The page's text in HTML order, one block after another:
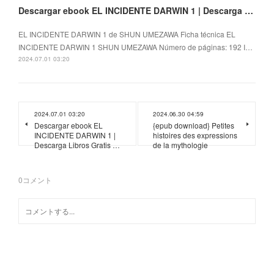
Descargar ebook EL INCIDENTE DARWIN 1 | Descarga Libros Gratis (PDF - EPUB)
EL INCIDENTE DARWIN 1 de SHUN UMEZAWA Ficha técnica EL
INCIDENTE DARWIN 1 SHUN UMEZAWA Número de páginas: 192 I…
2024.07.01 03:20
2024.07.01 03:20
Descargar ebook EL
INCIDENTE DARWIN 1 |
Descarga Libros Gratis …
2024.06.30 04:59
{epub download} Petites
histoires des expressions
de la mythologie
0コメント